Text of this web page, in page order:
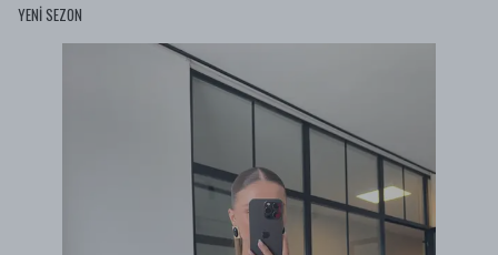
YENİ SEZON